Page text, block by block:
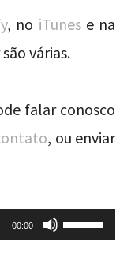
, no iTunese na
várias.
falar conosco
, ou enviar
00:00
Use